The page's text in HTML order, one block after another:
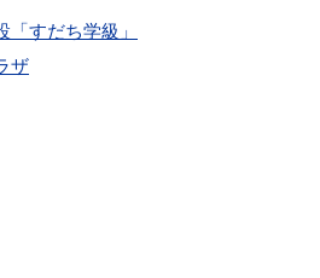
すだち学級」
ザ